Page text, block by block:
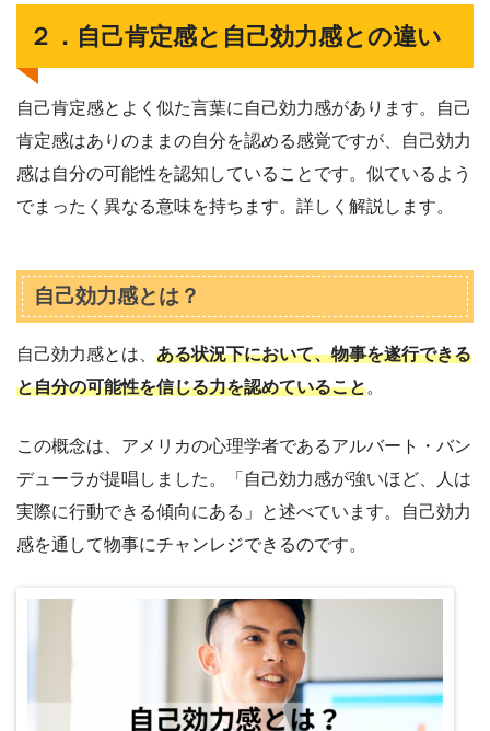
２．自己肯定感と自己効力感との違い
自己肯定感とよく似た言葉に自己効力感があります。自己
肯定感はありのままの自分を認める感覚ですが、自己効力
感は自分の可能性を認知していることです。似ているよう
でまったく異なる意味を持ちます。詳しく解説します。
自己効力感とは？
自己効力感とは、 ある状況下において、物事を遂行できる
と自分の可能性を信じる力を認めていること。
この概念は、アメリカの心理学者であるアルバート・バン
デューラが提唱しました。「自己効力感が強いほど、人は
実際に行動できる傾向にある」と述べています。自己効力
感を通して物事にチャンレジできるのです。